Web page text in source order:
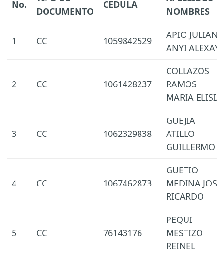
No.
DOCUMENTO
CEDULA
NOMBRES
1 CC 1059842529
APIO
ANYI
2 CC 1061428237
COLLAZOS
RAMOS
MARIA
3 CC 1062329838
GUEJIA
ATILLO
GUILLERMO
4 CC 1067462873
GUETIO
MEDINA
RICARDO
5 CC 76143176
PEQUI
MESTIZO
REINEL